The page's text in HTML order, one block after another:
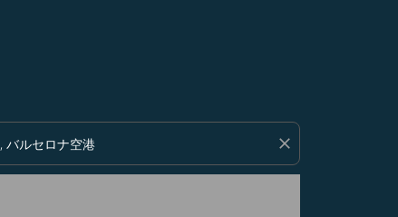
close